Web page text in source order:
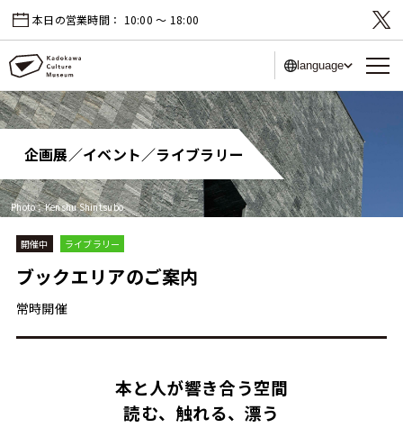
本日の営業時間： 10:00 〜 18:00
language
企画展／イベント／ライブラリー
Photo：Kenshu Shintsubo
開催中 ライブラリー
ブックエリアのご案内
常時開催
本と人が響き合う空間
読む、触れる、漂う